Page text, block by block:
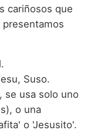
cariñosos que
Suso.
se usa solo uno
o una
o 'Jesusito'.